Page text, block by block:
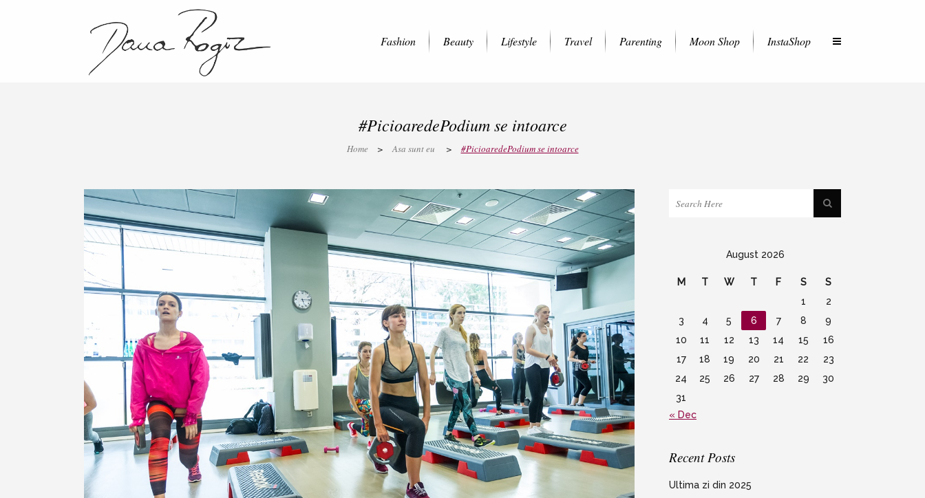
Fashion Beauty Lifestyle Travel Parenting Moon Shop InstaShop
#PicioaredePodium se intoarce
Home > Asa sunt eu > #PicioaredePodium se intoarce
August 2026
M T W T F S
S
1
2
3
4 5 6 7 8
9
10
11 12 13 14 15
16
17
18 19 20 21 22
23
24
25 26 27 28 29
30
31
« Dec
Recent Posts
Ultima zi din 2025